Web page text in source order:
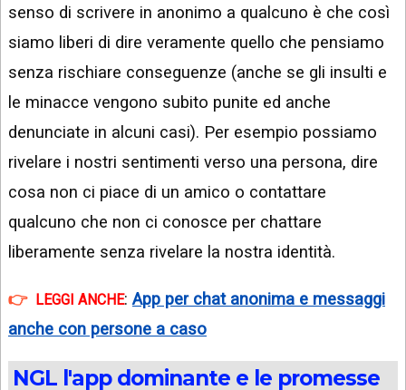
STRUMENTI
senso di scrivere in anonimo a qualcuno è che così
siamo liberi di dire veramente quello che pensiamo
senza rischiare conseguenze (anche se gli insulti e
le minacce vengono subito punite ed anche
denunciate in alcuni casi). Per esempio possiamo
rivelare i nostri sentimenti verso una persona, dire
cosa non ci piace di un amico o contattare
qualcuno che non ci conosce per chattare
liberamente senza rivelare la nostra identità.
LEGGI ANCHE: App per chat anonima e messaggi
anche con persone a caso
NGL l'app dominante e le promesse